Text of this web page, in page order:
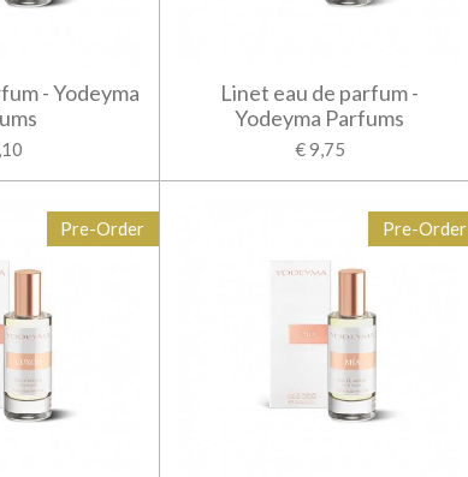
- Yodeyma
Linet eau de parfum -
Yodeyma Parfums
€ 9,75
Pre-Order Pre-Order